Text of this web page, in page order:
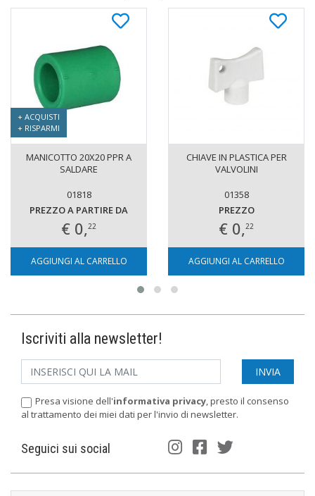
+ ACQUISTI
+ RISPARMI
MANICOTTO 20X20 PPR A
SALDARE
01818
PREZZO A PARTIRE DA
€ 0,22
AGGIUNGI AL CARRELLO
CHIAVE IN PLASTICA PER
VALVOLINI
01358
PREZZO
€ 0,22
AGGIUNGI AL CARRELLO
Iscriviti alla newsletter!
Presa visione dell'informativa privacy, presto il consenso
al trattamento dei miei dati per l'invio di newsletter.
Seguici sui social